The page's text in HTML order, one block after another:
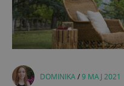
DOMINIKA /9 MAJ 2021